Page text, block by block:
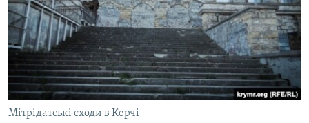
СПЕЦПРОЕКТИ
ДЕПОРТАЦІЯ
ВІДЕОУРОКИ «ELIFBE»
СВІДЧЕННЯ ОКУПАЦІЇ
УКРАЇНСЬКА ПРОБЛЕМА КРИМУ
ЯК ОБІЙТИ БЛОКУВАННЯ
Русский
Qırımtatar
Мітрідатські сходи в Керчі